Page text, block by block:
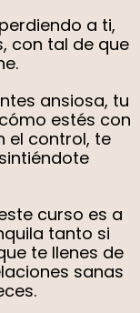
a ti,
con tal de que
ansiosa, tu
estés con
el control, te
curso es a
tanto si
te llenes de
sanas